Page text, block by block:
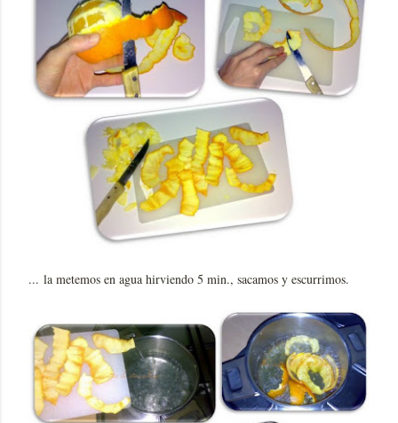
... la metemos en agua hirviendo 5 min., sacamos y escurrimos.